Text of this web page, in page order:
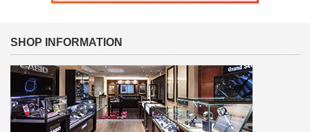
SHOP INFORMATION